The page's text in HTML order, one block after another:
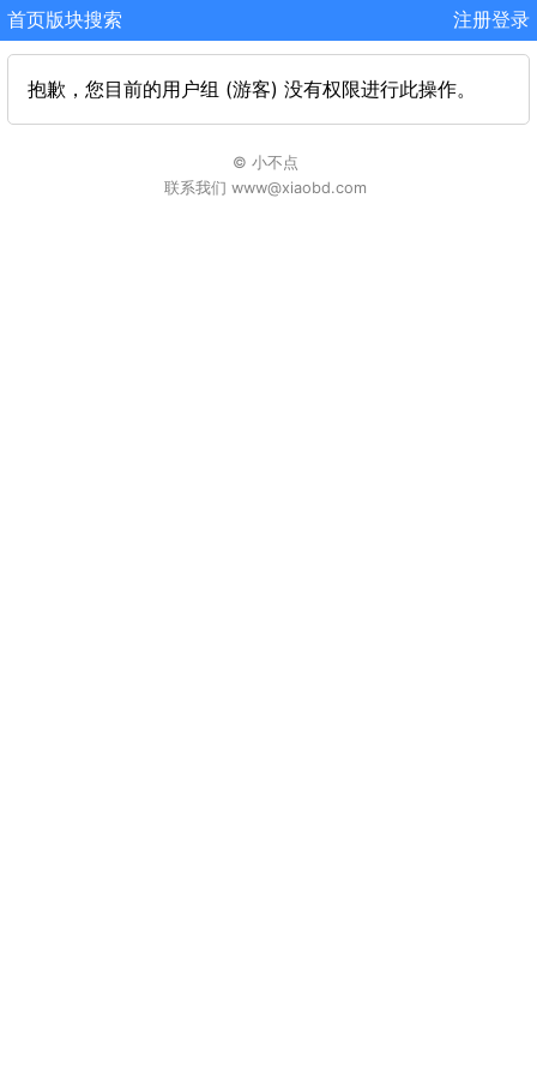
首页版块搜索 注册登录
抱歉，您目前的用户组 (游客) 没有权限进行此操作。
© 小不点
联系我们 www@xiaobd.com